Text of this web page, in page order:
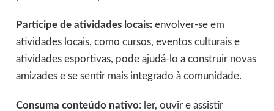
Participe de atividades locais:envolver-se em
atividades locais, como cursos, eventos culturais e
atividades esportivas, pode ajudá-lo a construir novas
amizades e se sentir mais integrado à comunidade.
Consuma conteúdo nativo: ler, ouvir e assistir